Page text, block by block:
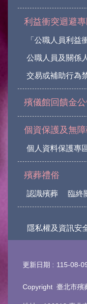
利益衝突迴避專
「公職人員利益
公職人員及關係
交易或補助行為
殯儀館回饋金
個資保護及無
個人資料保護專
殯葬禮俗
認識殯葬 臨終
隱私權及資訊安
更新日期 115-08-
Copyright 臺北市殯